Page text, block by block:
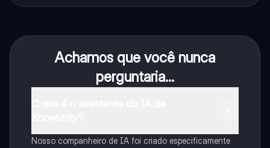
Achamos que você nunca
perguntaria...
Nosso companheiro de IA foi criado especificamente